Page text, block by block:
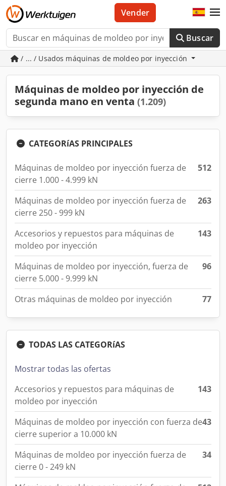
Buscar
Vender
/ ... / Usados máquinas de moldeo por inyección
Máquinas de moldeo por inyección de
segunda mano en venta (1.209)
CATEGORíAS PRINCIPALES
Máquinas de moldeo por inyección fuerza de
cierre 1.000 - 4.999 kN
512
Máquinas de moldeo por inyección fuerza de
cierre 250 - 999 kN
263
Accesorios y repuestos para máquinas de
moldeo por inyección
143
Máquinas de moldeo por inyección, fuerza de
cierre 5.000 - 9.999 kN
96
Otras máquinas de moldeo por inyección 77
TODAS LAS CATEGORíAS
Mostrar todas las ofertas
Accesorios y repuestos para máquinas de
moldeo por inyección
143
Máquinas de moldeo por inyección con fuerza de
cierre superior a 10.000 kN
43
Máquinas de moldeo por inyección fuerza de
cierre 0 - 249 kN
34